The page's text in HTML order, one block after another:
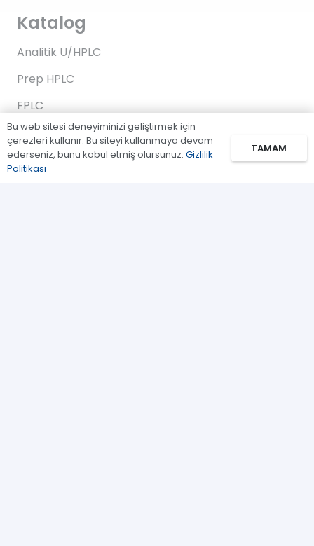
Katalog
Analitik U/HPLC
Prep HPLC
FPLC
Gaz Kromatografi
Standartlar/Reaktifler
Bu web sitesi deneyiminizi geliştirmek için
çerezleri kullanır. Bu siteyi kullanmaya devam
ederseniz, bunu kabul etmiş olursunuz. Gizlilik
Politikası
TAMAM